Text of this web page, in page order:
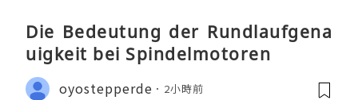
Die Bedeutung der Rundlaufgena
uigkeit bei Spindelmotoren
oyostepperde 2小時前